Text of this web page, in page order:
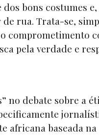
bons costumes
rua. Trata-se,
comprometimento
pela verdade e
no debate sobre a
africana baseada